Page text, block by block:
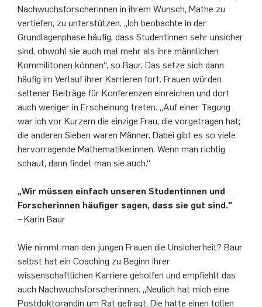
Nachwuchsforscherinnen in ihrem Wunsch, Mathe zu
vertiefen, zu unterstützen. „Ich beobachte in der
Grundlagenphase häufig, dass Studentinnen sehr unsicher
sind, obwohl sie auch mal mehr als ihre männlichen
Kommilitonen können“, so Baur. Das setze sich dann
häufig im Verlauf ihrer Karrieren fort. Frauen würden
seltener Beiträge für Konferenzen einreichen und dort
auch weniger in Erscheinung treten. „Auf einer Tagung
war ich vor Kurzem die einzige Frau, die vorgetragen hat;
die anderen Sieben waren Männer. Dabei gibt es so viele
hervorragende Mathematikerinnen. Wenn man richtig
schaut, dann findet man sie auch.“
„Wir müssen einfach unseren Studentinnen und
Forscherinnen häufiger sagen, dass sie gut sind."
– Karin Baur
Wie nimmt man den jungen Frauen die Unsicherheit? Baur
selbst hat ein Coaching zu Beginn ihrer
wissenschaftlichen Karriere geholfen und empfiehlt das
auch Nachwuchsforscherinnen. „Neulich hat mich eine
Postdoktorandin um Rat gefragt. Die hatte einen tollen